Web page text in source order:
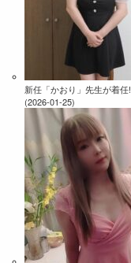
新任「かおり」先生が着任!
(2026-01-25)